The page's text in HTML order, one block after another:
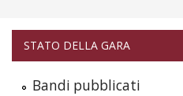
STATO DELLA GARA
Bandi pubblicati